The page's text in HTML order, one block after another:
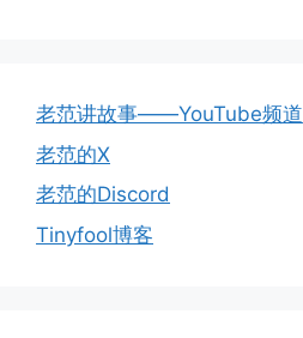
老范讲故事——YouTube频道
老范的X
老范的Discord
Tinyfool博客